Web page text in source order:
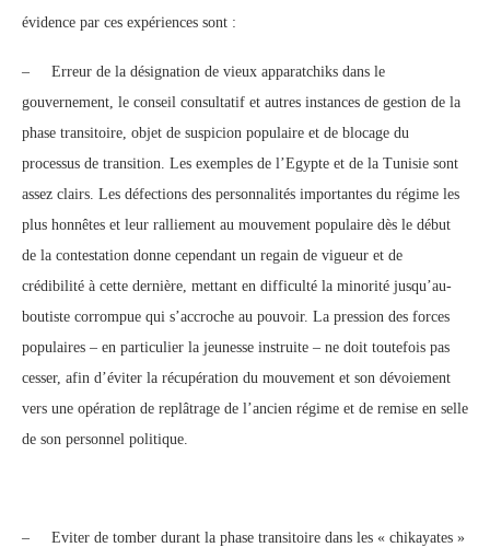
évidence par ces expériences sont :
– Erreur de la désignation de vieux apparatchiks dans le
gouvernement, le conseil consultatif et autres instances de gestion de la
phase transitoire, objet de suspicion populaire et de blocage du
processus de transition. Les exemples de l’Egypte et de la Tunisie sont
assez clairs. Les défections des personnalités importantes du régime les
plus honnêtes et leur ralliement au mouvement populaire dès le début
de la contestation donne cependant un regain de vigueur et de
crédibilité à cette dernière, mettant en difficulté la minorité jusqu’au-
boutiste corrompue qui s’accroche au pouvoir. La pression des forces
populaires – en particulier la jeunesse instruite – ne doit toutefois pas
cesser, afin d’éviter la récupération du mouvement et son dévoiement
vers une opération de replâtrage de l’ancien régime et de remise en selle
de son personnel politique.
– Eviter de tomber durant la phase transitoire dans les « chikayates »